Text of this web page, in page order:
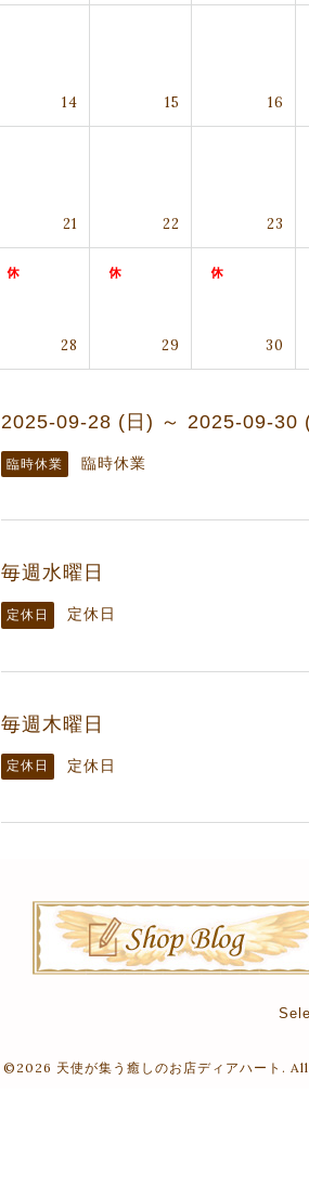
14 15 16
21 22 23
28 29 30
2025-09-28 (日) ～ 2025-09-30
臨時休業 臨時休業
毎週水曜日
定休日 定休日
毎週木曜日
定休日 定休日
©2026 天使が集う癒しのお店ディアハート .